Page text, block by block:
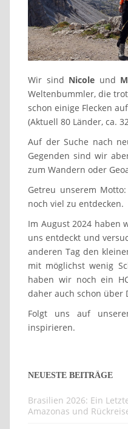
Wir sind Nicole und
Weltenbummler, die
schon einige Flecken
(Aktuell 80 Länder, ca.
Auf der Suche nach
Gegenden sind wir
zum Wandern oder
Getreu unserem Motto:
noch viel zu entdecken.
Im August 2024 haben
uns entdeckt und
anderen Tag den
mit möglichst wenig
haben wir noch ein
daher auch schon über
Folgt uns auf
inspirieren.
NEUESTE BEITRÄGE
Brasilien 2026: Ein
Amazonas und